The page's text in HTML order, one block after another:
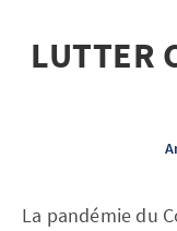
LUTTER
La pandémie du